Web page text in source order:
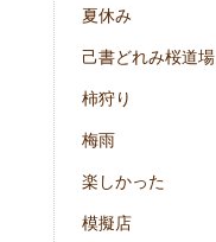
夏休み
己書どれみ桜道場
柿狩り
梅雨
楽しかった
模擬店